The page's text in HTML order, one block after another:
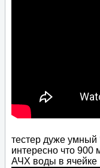
тестер дуже умный
интересно что 900
АЧХ воды в ячейке